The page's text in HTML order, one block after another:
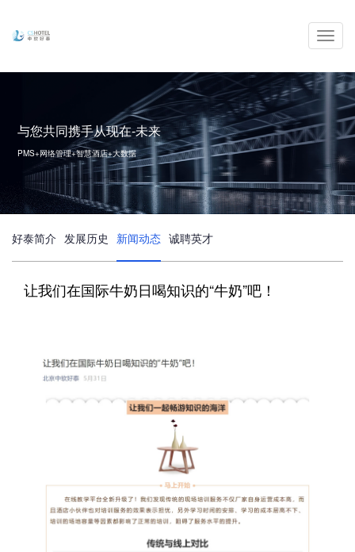
与您共同携手从现在-未来
PMS+网络管理+智慧酒店+大数据
好泰简介 发展历史 新闻动态 诚聘英才
让我们在国际牛奶日喝知识的“牛奶”吧！